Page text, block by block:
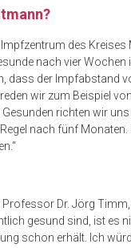
des
nach vier
dass der Impfabstand
wir zum Beispiel
richten wir
nach fünf
Dr. Jörg
gesund sind, ist es
schon erhält. Ich